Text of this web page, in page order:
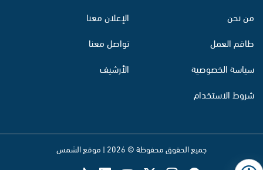
من نحن
طاقم العمل
سياسة الخصوصية
شروط الاستخدام
الإعلان معنا
تواصل معنا
الأرشيف
جميع الحقوق محفوظة © 2026 | موقع الشمس